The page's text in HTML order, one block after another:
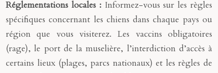
Réglementations locales : Informez-vous sur les règles
spécifiques concernant les chiens dans chaque pays ou
région que vous visiterez. Les vaccins obligatoires
(rage), le port de la muselière, l’interdiction d’accès à
certains lieux (plages, parcs nationaux) et les règles de